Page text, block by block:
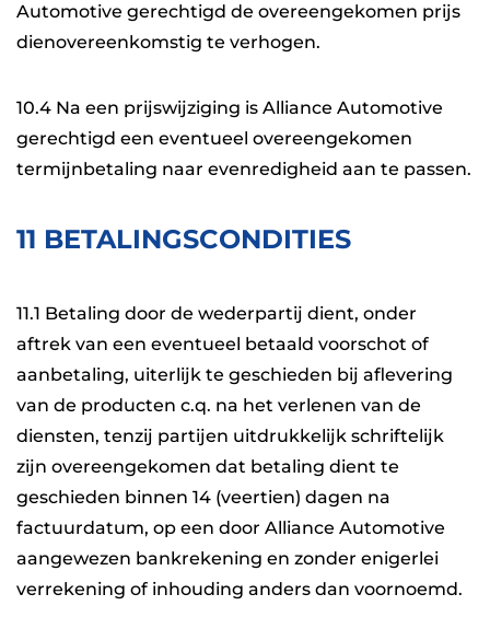
Automotive gerechtigd de overeengekomen prijs
dienovereenkomstig te verhogen.
10.4 Na een prijswijziging is Alliance Automotive
gerechtigd een eventueel overeengekomen
termijnbetaling naar evenredigheid aan te passen.
11 BETALINGSCONDITIES
11.1 Betaling door de wederpartij dient, onder
aftrek van een eventueel betaald voorschot of
aanbetaling, uiterlijk te geschieden bij aflevering
van de producten c.q. na het verlenen van de
diensten, tenzij partijen uitdrukkelijk schriftelijk
zijn overeengekomen dat betaling dient te
geschieden binnen 14 (veertien) dagen na
factuurdatum, op een door Alliance Automotive
aangewezen bankrekening en zonder enigerlei
verrekening of inhouding anders dan voornoemd.